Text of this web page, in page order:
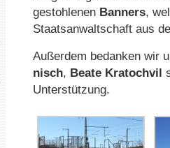
ge­stoh­le­nen Ban­ners,
Staats­an­walt­schaft aus
Außerdem bedanken wir
nisch, Beate Kra­toch­vil
Un­ter­stüt­zung.